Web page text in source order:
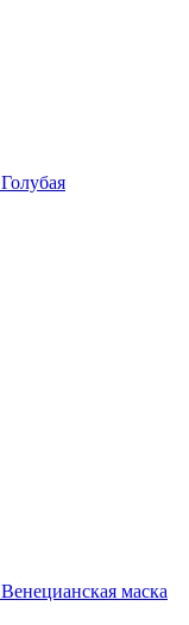
Голубая
Венецианская маска